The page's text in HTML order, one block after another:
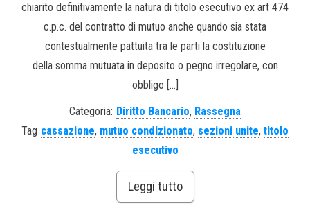
chiarito definitivamente la natura di titolo esecutivo ex art 474
c.p.c. del contratto di mutuo anche quando sia stata
contestualmente pattuita tra le parti la costituzione
della somma mutuata in deposito o pegno irregolare, con
obbligo […]
Categoria: Diritto Bancario, Rassegna
Tag cassazione, mutuo condizionato, sezioni unite, titolo
esecutivo
Leggi tutto